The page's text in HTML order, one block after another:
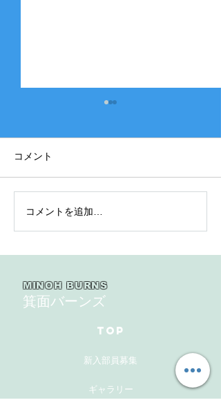
2025年度 Bクラス 関西団
地連盟 第110回中央決勝
コメント
コメントを追加…
MINOH BURNS
箕面バーンズ
TOP
新入部員募集
ギャラリー